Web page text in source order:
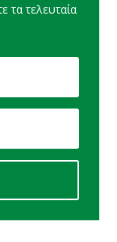
τα τελευταία